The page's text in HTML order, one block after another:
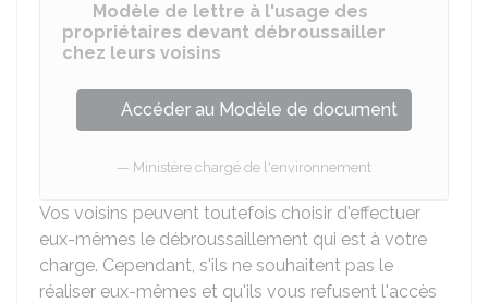
Modèle de lettre à l'usage des
propriétaires devant débroussailler
chez leurs voisins
Accéder au Modèle de document
Ministère chargé de l'environnement
Vos voisins peuvent toutefois choisir d'effectuer
eux-mêmes le débroussaillement qui est à votre
charge. Cependant, s'ils ne souhaitent pas le
réaliser eux-mêmes et qu'ils vous refusent l'accès